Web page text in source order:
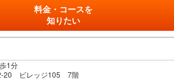
料金・コースを
知りたい
1分
2-20 ビレッジ105 7階